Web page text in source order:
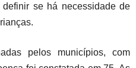
se há necessidade de
pelos municípios, com